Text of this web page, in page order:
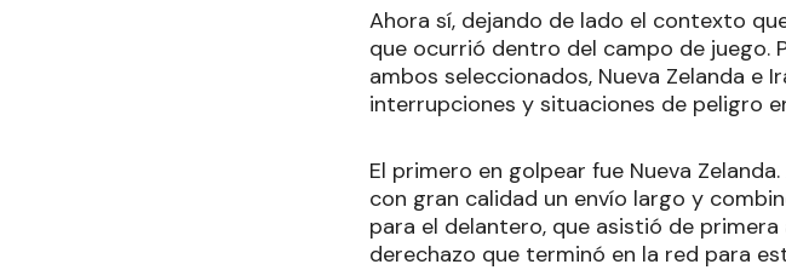
Ahora sí, dejando de lado el contexto
que ocurrió dentro del campo de juego.
ambos seleccionados, Nueva Zelanda
interrupciones y situaciones de peligro
El primero en golpear fue Nueva
con gran calidad un envío largo y
para el delantero, que asistió de primera
derechazo que terminó en la red para